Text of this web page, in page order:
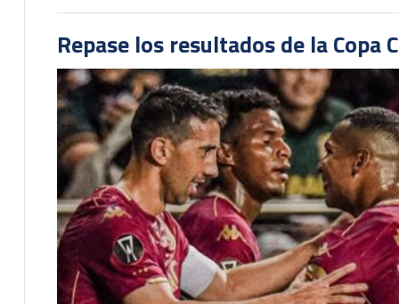
Repase los resultados de la Copa